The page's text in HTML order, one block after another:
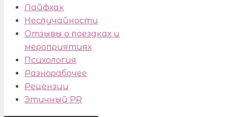
Лайфхак
Неслучайности
Отзывы о поездках и
мероприятиях
Психология
Разнорабочее
Рецензии
Этичный PR